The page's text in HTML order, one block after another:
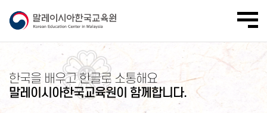
한국을 배우고 한글로 소통해요
말레이시아한국교육원이 함께합니다.